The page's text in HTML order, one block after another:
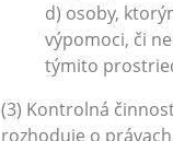
d) osoby,
výpomoci, či
týmito
(3) Kontrolná
rozhoduje o